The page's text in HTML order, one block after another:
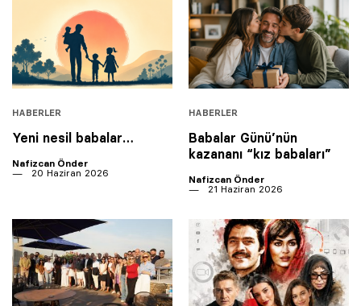
HABERLER
Yeni nesil babalar…
Nafizcan Önder
20 Haziran 2026
HABERLER
Babalar Günü’nün
kazananı “kız babaları”
Nafizcan Önder
21 Haziran 2026